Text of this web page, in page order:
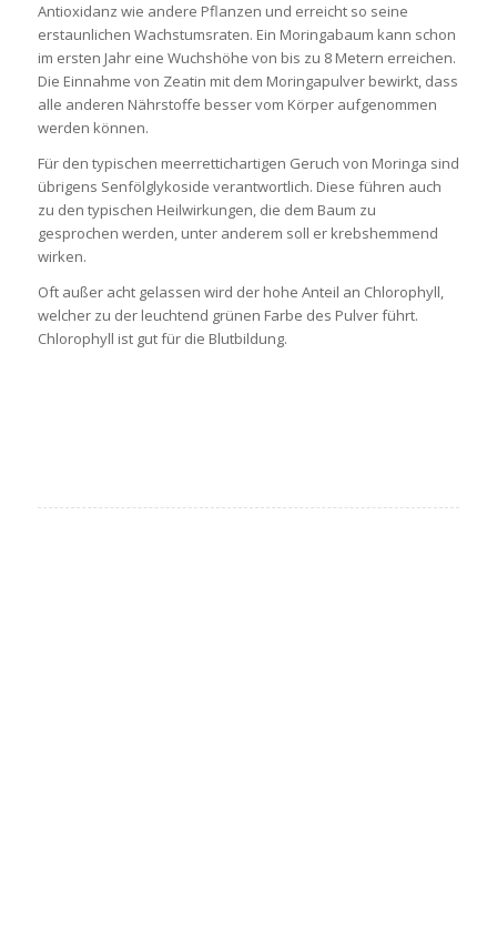
Antioxidanz wie andere Pflanzen und erreicht so seine
erstaunlichen Wachstumsraten. Ein Moringabaum kann schon
im ersten Jahr eine Wuchshöhe von bis zu 8 Metern erreichen.
Die Einnahme von Zeatin mit dem Moringapulver bewirkt, dass
alle anderen Nährstoffe besser vom Körper aufgenommen
werden können.
Für den typischen meerrettichartigen Geruch von Moringa sind
übrigens Senfölglykoside verantwortlich. Diese führen auch
zu den typischen Heilwirkungen, die dem Baum zu
gesprochen werden, unter anderem soll er krebshemmend
wirken.
Oft außer acht gelassen wird der hohe Anteil an Chlorophyll,
welcher zu der leuchtend grünen Farbe des Pulver führt.
Chlorophyll ist gut für die Blutbildung.